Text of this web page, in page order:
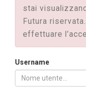
stai
Futura
effettuare
Username